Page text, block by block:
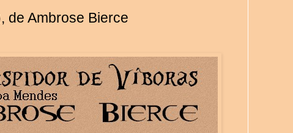
de Ambrose Bierce